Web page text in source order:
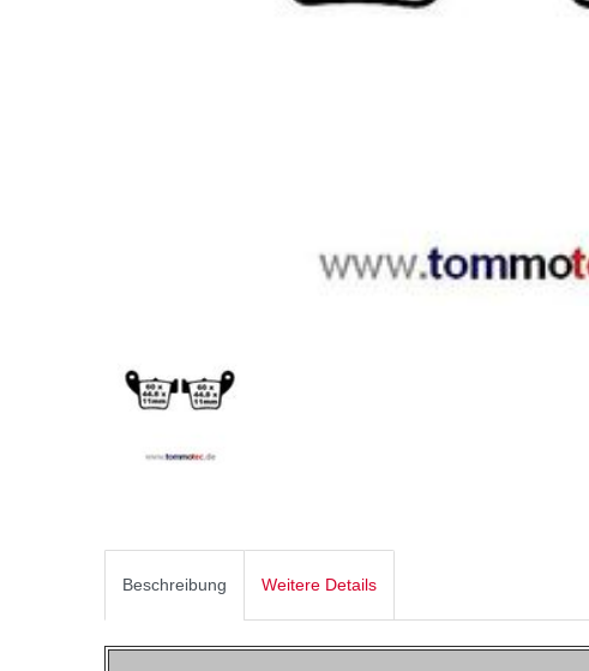
Beschreibung Weitere Details